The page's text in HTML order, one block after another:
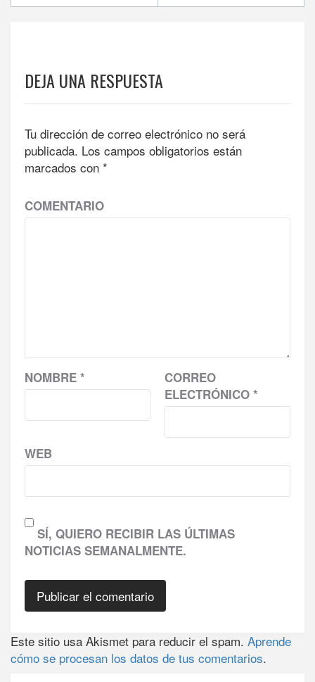
DEJA UNA RESPUESTA
Tu dirección de correo electrónico no será
publicada. Los campos obligatorios están
marcados con *
COMENTARIO
NOMBRE *
CORREO
ELECTRÓNICO *
WEB
SÍ, QUIERO RECIBIR LAS ÚLTIMAS
NOTICIAS SEMANALMENTE.
Este sitio usa Akismet para reducir el spam. Aprende
cómo se procesan los datos de tus comentarios.